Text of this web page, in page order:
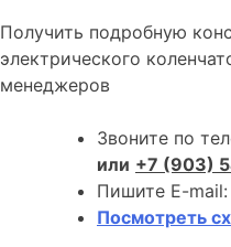
Получить подробную
электрического
менеджеров
Звоните по
или +7 (903)
Пишите E-mail:
Посмотреть